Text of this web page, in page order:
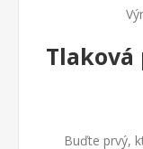
Tlaková
Buďte prvý,